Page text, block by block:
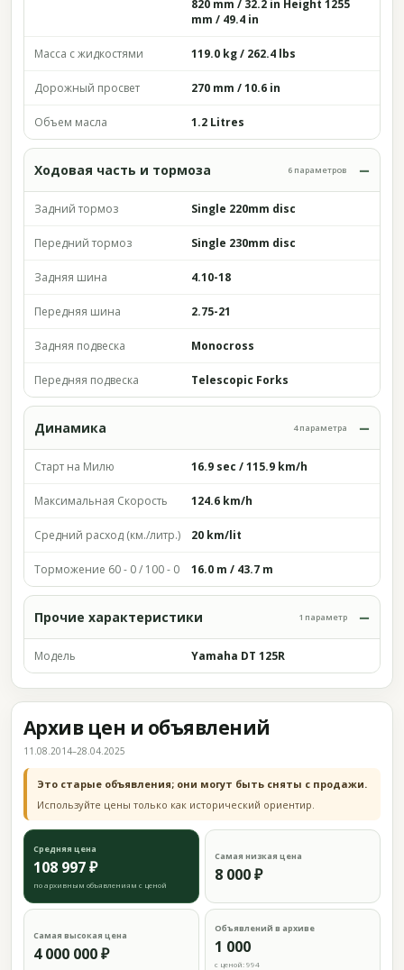
820 mm / 32.2 in Height 1255
mm / 49.4 in
Масса с жидкостями 119.0 kg / 262.4 lbs
Дорожный просвет 270 mm / 10.6 in
Объем масла 1.2 Litres
Ходовая часть и тормоза 6 параметров
Задний тормоз Single 220mm disc
Передний тормоз Single 230mm disc
Задняя шина 4.10-18
Передняя шина 2.75-21
Задняя подвеска Monocross
Передняя подвеска Telescopic Forks
Динамика 4 параметра
Старт на Милю 16.9 sec / 115.9 km/h
Максимальная Скорость 124.6 km/h
Средний расход (км./литр.) 20 km/lit
Торможение 60 - 0 / 100 - 0 16.0 m / 43.7 m
Прочие характеристики 1 параметр
Модель Yamaha DT 125R
Архив цен и объявлений
11.08.2014–28.04.2025
Это старые объявления; они могут быть сняты с продажи.
Используйте цены только как исторический ориентир.
Средняя цена
108 997 ₽
по архивным объявлениям с ценой
Самая низкая цена
8 000 ₽
Самая высокая цена
4 000 000 ₽
Объявлений в архиве
1 000
с ценой: 994